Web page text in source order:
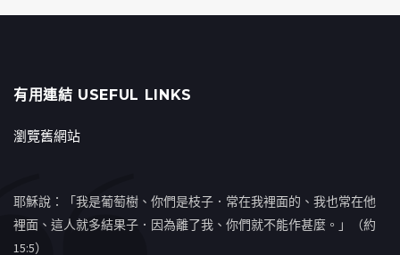
有用連結 USEFUL LINKS
瀏覽舊網站
耶穌說：「我是葡萄樹、你們是枝子．常在我裡面的、我也常在他
裡面、這人就多結果子．因為離了我、你們就不能作甚麼。」（約
15:5）